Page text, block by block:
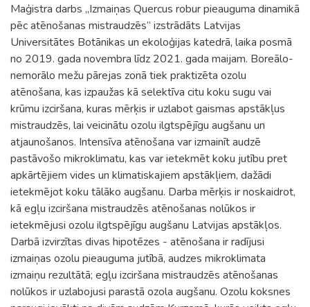
Maģistra darbs „Izmaiņas Quercus robur pieauguma dinamikā
pēc atēnošanas mistraudzēs” izstrādāts Latvijas
Universitātes Botānikas un ekoloģijas katedrā, laika posmā
no 2019. gada novembra līdz 2021. gada maijam. Boreālo-
nemorālo mežu pārejas zonā tiek praktizēta ozolu
atēnošana, kas izpaužas kā selektīva citu koku sugu vai
krūmu izciršana, kuras mērķis ir uzlabot gaismas apstākļus
mistraudzēs, lai veicinātu ozolu ilgtspējīgu augšanu un
atjaunošanos. Intensīva atēnošana var izmainīt audzē
pastāvošo mikroklimatu, kas var ietekmēt koku jutību pret
apkārtējiem vides un klimatiskajiem apstākļiem, dažādi
ietekmējot koku tālāko augšanu. Darba mērķis ir noskaidrot,
kā egļu izciršana mistraudzēs atēnošanas nolūkos ir
ietekmējusi ozolu ilgtspējīgu augšanu Latvijas apstākļos.
Darbā izvirzītas divas hipotēzes - atēnošana ir radījusi
izmaiņas ozolu pieauguma jutībā, audzes mikroklimata
izmaiņu rezultātā; egļu izciršana mistraudzēs atēnošanas
nolūkos ir uzlabojusi parastā ozola augšanu. Ozolu koksnes